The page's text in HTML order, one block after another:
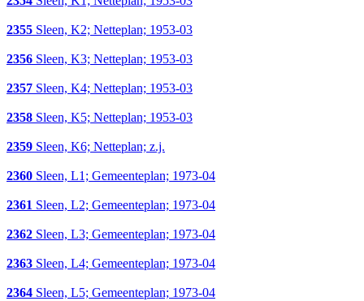
2355 Sleen, K2; Netteplan; 1953-03
2356 Sleen, K3; Netteplan; 1953-03
2357 Sleen, K4; Netteplan; 1953-03
2358 Sleen, K5; Netteplan; 1953-03
2359 Sleen, K6; Netteplan; z.j.
2360 Sleen, L1; Gemeenteplan; 1973-04
2361 Sleen, L2; Gemeenteplan; 1973-04
2362 Sleen, L3; Gemeenteplan; 1973-04
2363 Sleen, L4; Gemeenteplan; 1973-04
2364 Sleen, L5; Gemeenteplan; 1973-04